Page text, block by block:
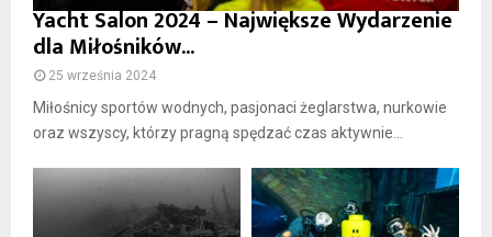
Yacht Salon 2024 – Największe Wydarzenie
dla Miłośników...
25 września 2024
Miłośnicy sportów wodnych, pasjonaci żeglarstwa, nurkowie
oraz wszyscy, którzy pragną spędzać czas aktywnie...